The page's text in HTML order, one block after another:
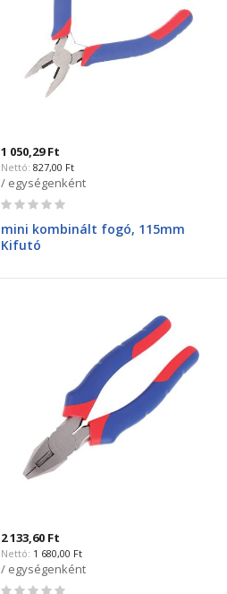
1 050,29 Ft
827,00 Ft
/ egységenként
Rating:
mini kombinált fogó, 115mm
Kifutó
2 133,60 Ft
1 680,00 Ft
/ egységenként
Rating: